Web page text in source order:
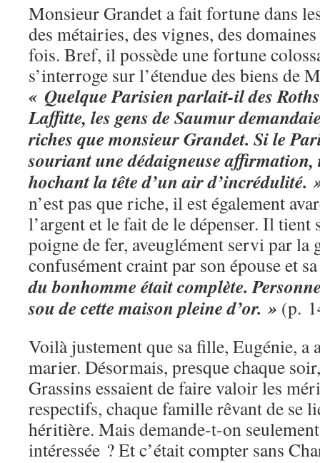
Monsieur Grandet a fait fortune dans
des métairies, des vignes, des
fois. Bref, il possède une fortune
s’interroge sur l’étendue des biens de
« Quelque Parisien parlait-il des
Laffitte, les gens de Saumur
riches que monsieur Grandet. Si le
souriant une dédaigneuse affirmation,
hochant la tête d’un air d’incrédulité.
n’est pas que riche, il est également
l’argent et le fait de le dépenser. Il tient
poigne de fer, aveuglément servi par la
confusément craint par son épouse et
du bonhomme était complète.
sou de cette maison pleine d’or. » (p.
Voilà justement que sa fille, Eugénie, a
marier. Désormais, presque chaque
Grassins essaient de faire valoir les
respectifs, chaque famille rêvant de se
héritière. Mais demande-t-on
intéressée ? Et c’était compter sans